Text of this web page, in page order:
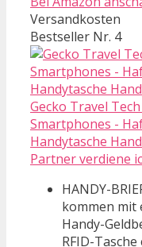
Versandkosten
Bestseller Nr. 4
Gecko Travel
Smartphones -
Handytasche
Partner verdiene
HANDY-
kommen mit
Handy-
RFID-